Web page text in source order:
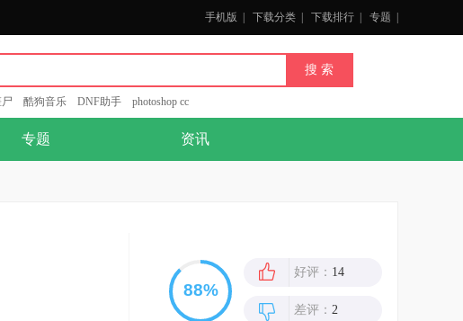
手机版 下载分类 下载排行 专题
酷狗音乐 DNF助手 photoshop cc
专题 资讯
好评： 14
差评： 2